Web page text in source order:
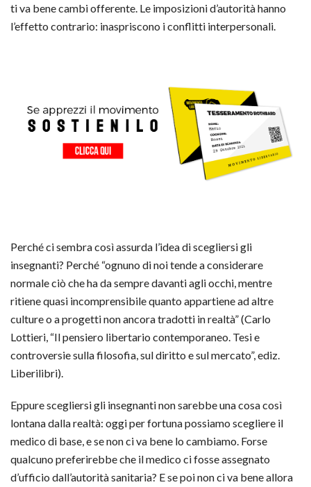
ti va bene cambi offerente. Le imposizioni d’autorità hanno
l’effetto contrario: inaspriscono i conflitti interpersonali.
Perché ci sembra così assurda l’idea di scegliersi gli
insegnanti? Perché “ognuno di noi tende a considerare
normale ciò che ha da sempre davanti agli occhi, mentre
ritiene quasi incomprensibile quanto appartiene ad altre
culture o a progetti non ancora tradotti in realtà” (Carlo
Lottieri, “Il pensiero libertario contemporaneo. Tesi e
controversie sulla filosofia, sul diritto e sul mercato”, ediz.
Liberilibri).
Eppure scegliersi gli insegnanti non sarebbe una cosa così
lontana dalla realtà: oggi per fortuna possiamo scegliere il
medico di base, e se non ci va bene lo cambiamo. Forse
qualcuno preferirebbe che il medico ci fosse assegnato
d’ufficio dall’autorità sanitaria? E se poi non ci va bene allora